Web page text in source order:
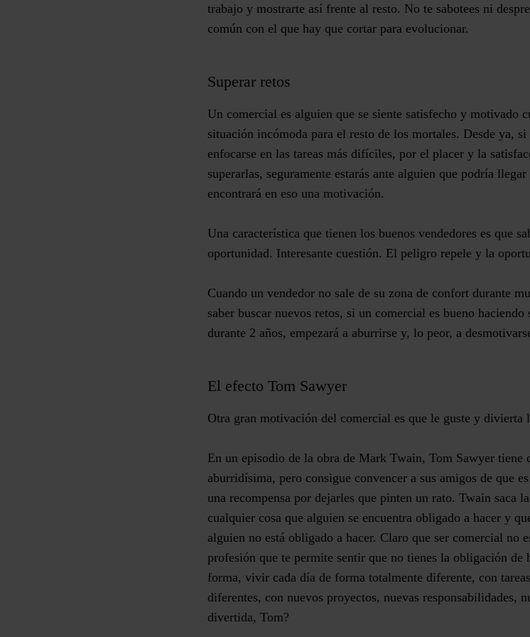
trabajo y mostrarte así frente al resto. No te sabotees ni
común con el que hay que cortar para evolucionar.
Superar retos
Un comercial es alguien que se siente satisfecho y motivado
situación incómoda para el resto de los mortales. Desde ya,
enfocarse en las tareas más difíciles, por el placer y la
superarlas, seguramente estarás ante alguien que podría
encontrará en eso una motivación.
Una característica que tienen los buenos vendedores es que
oportunidad. Interesante cuestión. El peligro repele y la
Cuando un vendedor no sale de su zona de confort durante
saber buscar nuevos retos, si un comercial es bueno
durante 2 años, empezará a aburrirse y, lo peor, a
El efecto Tom Sawyer
Otra gran motivación del comercial es que le guste y divierta
En un episodio de la obra de Mark Twain, Tom Sawyer tiene
aburridísima, pero consigue convencer a sus amigos de que
una recompensa por dejarles que pinten un rato. Twain saca
cualquier cosa que alguien se encuentra obligado a hacer y
alguien no está obligado a hacer. Claro que ser comercial no
profesión que te permite sentir que no tienes la obligación
forma, vivir cada día de forma totalmente diferente, con
diferentes, con nuevos proyectos, nuevas responsabilidades,
divertida, Tom?